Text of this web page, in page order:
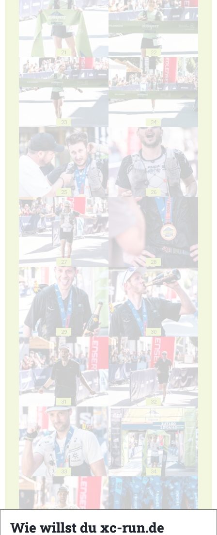
21 22
23 24
25 26
27 28
29 30
31 32
33 34
Wie willst du xc-run.de